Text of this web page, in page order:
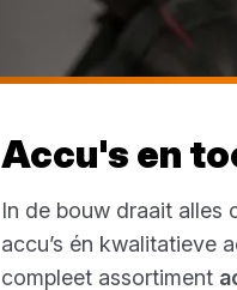
Accu's en
In de bouw draait alles
accu’s én kwalitatieve
compleet assortiment